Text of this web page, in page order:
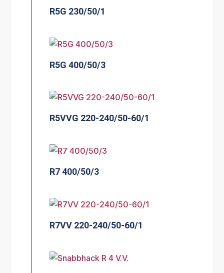
R5G 230/50/1
R5G 400/50/3
R5VVG 220-240/50-60/1
R7 400/50/3
R7VV 220-240/50-60/1